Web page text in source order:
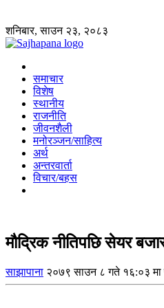
शनिबार, साउन २३, २०८३
समाचार
विशेष
स्थानीय
राजनीति
जीवनशैली
मनोरञ्जन/साहित्य
अर्थ
अन्तरवार्ता
विचार/बहस
मौद्रिक नीतिपछि सेयर
साझापाना २०७९ साउन ८ गते १६:०३ मा